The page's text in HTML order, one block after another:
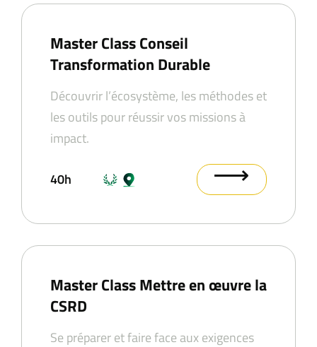
Master Class Conseil
Transformation Durable
Découvrir l’écosystème, les méthodes et
les outils pour réussir vos missions à
impact.
40h ⟶
Master Class Mettre en œuvre la
CSRD
Se préparer et faire face aux exigences